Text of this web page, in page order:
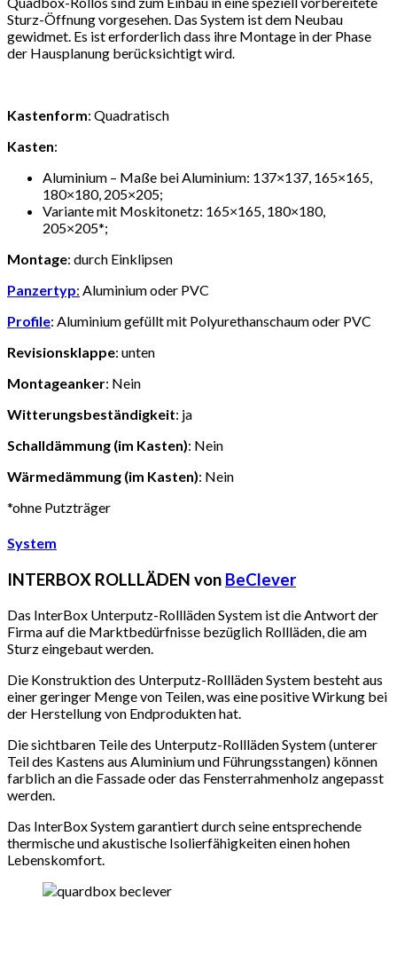
Sturz-Öffnung vorgesehen. Das System ist dem Neubau
gewidmet. Es ist erforderlich dass ihre Montage in der Phase
der Hausplanung berücksichtigt wird.
Kastenform: Quadratisch
Kasten:
Aluminium – Maße bei Aluminium: 137×137, 165×165,
180×180, 205×205;
Variante mit Moskitonetz: 165×165, 180×180,
205×205*;
Montage: durch Einklipsen
Panzertyp: Aluminium oder PVC
Profile: Aluminium gefüllt mit Polyurethanschaum oder PVC
Revisionsklappe: unten
Montageanker: Nein
Witterungsbeständigkeit: ja
Schalldämmung (im Kasten): Nein
Wärmedämmung (im Kasten): Nein
*ohne Putzträger
System
INTERBOX ROLLLÄDEN von BeClever
Das InterBox Unterputz-Rollläden System ist die Antwort der
Firma auf die Marktbedürfnisse bezüglich Rollläden, die am
Sturz eingebaut werden.
Die Konstruktion des Unterputz-Rollläden System besteht aus
einer geringer Menge von Teilen, was eine positive Wirkung bei
der Herstellung von Endprodukten hat.
Die sichtbaren Teile des Unterputz-Rollläden System (unterer
Teil des Kastens aus Aluminium und Führungsstangen) können
farblich an die Fassade oder das Fensterrahmenholz angepasst
werden.
Das InterBox System garantiert durch seine entsprechende
thermische und akustische Isolierfähigkeiten einen hohen
Lebenskomfort.